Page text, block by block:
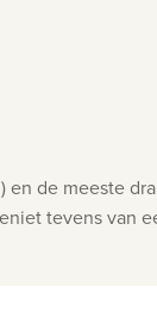
de meeste
tevens van